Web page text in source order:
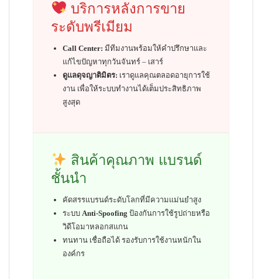
บริการหลังการขาย
ระดับพรีเมียม
Call Center: มีทีมงานพร้อมให้คำปรึกษาและ
แก้ไขปัญหาทุกวันจันทร์ – เสาร์
ดูแลดุจญาติมิตร: เราดูแลคุณตลอดอายุการใช้
งาน เพื่อให้ระบบทำงานได้เต็มประสิทธิภาพ
สูงสุด
สินค้าคุณภาพ แบรนด์
ชั้นนำ
คัดสรรแบรนด์ระดับโลกที่มีความแม่นยำสูง
ระบบ Anti-Spoofing ป้องกันการใช้รูปถ่ายหรือ
วิดีโอมาหลอกสแกน
ทนทาน เชื่อถือได้ รองรับการใช้งานหนักใน
องค์กร